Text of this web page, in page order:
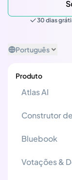
30 dias
Português
Produto
Atlas AI
Construtor
Bluebook
Votações &